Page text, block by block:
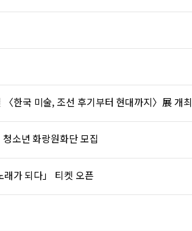
한국 미술, 조선 후기부터 현대까지〉展 개최
소년 화랑원화단 모집
래가 되다」 티켓 오픈